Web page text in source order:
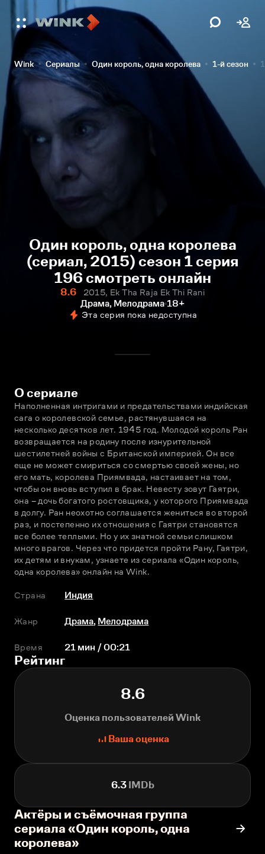
Wink Сериалы Один король, одна королева 1-й сезон
Один король, одна королева
(сериал, 2015) сезон 1 серия
196 смотреть онлайн
8.6
2015, Ek Tha Raja Ek Thi Rani
Драма, Мелодрама 18+
Эта серия пока недоступна
О сериале
Наполненная интригами и предательствами индийская
сага о королевской семье, растянувшаяся на
несколько десятков лет. 1945 год. Молодой король Ран
возвращается на родину после изнурительной
шестилетней войны с Британской империей. Он все
еще не может смириться со смертью своей жены, но
его мать, королева Приямвада, настаивает на том,
чтобы он вновь вступил в брак. Невесту зовут Гаятри,
она – дочь богатого ростовщика, у которого Приямвада
в долгу. Ран неохотно соглашается жениться во второй
раз, и постепенно их отношения с Гаятри становятся
все более теплыми. Но у их знатной семьи слишком
много врагов. Через что придется пройти Рану, Гаятри,
их детям и внукам, узнаете из сериала «Один король,
одна королева» онлайн на Wink.
Страна Индия
Жанр Драма, Мелодрама
Время 21 мин / 00:21
Рейтинг
8.6
Оценка пользователей Wink
Ваша оценка
6.3IMDb
Актёры и съёмочная группа
сериала «Один король, одна
королева»